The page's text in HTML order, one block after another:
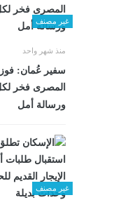
غير مصنف
منذ شهر واحد
سفير عُمان: فوز
المصرى فخر
ورسالة أمل
غير مصنف